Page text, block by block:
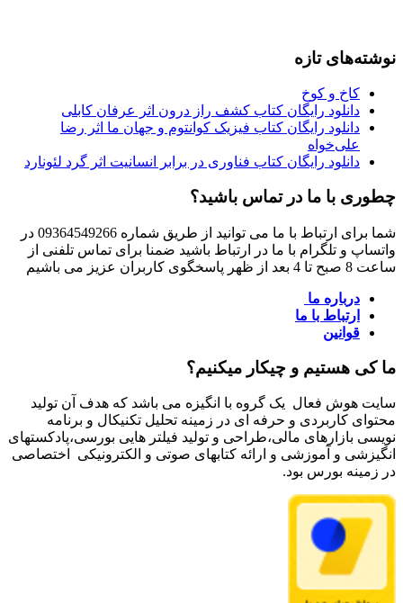
نوشته‌های تازه
کاخ و کوخ
دانلود رایگان کتاب کشف راز درون اثر عرفان کابلی
دانلود رایگان کتاب فیزیک کوانتوم و جهان ما اثر رضا
علی‌خواه
دانلود رایگان کتاب فناوری در برابر انسانیت اثر گرد لئونارد
چطوری با ما در تماس باشید؟
شما برای ارتباط با ما می توانید از طریق شماره 09364549266 در
واتساپ و تلگرام با ما در ارتباط باشید ضمنا برای تماس تلفنی از
ساعت 8 صبح تا 4 بعد از ظهر پاسخگوی کاربران عزیز می باشیم
درباره ما
ارتباط با ما
قوانین
ما کی هستیم و چیکار میکنیم؟
سایت هوش فعال یک گروه با انگیزه می باشد که هدف آن تولید
محتوای کاربردی و حرفه ای در زمینه تحلیل تکنیکال و برنامه
نویسی بازارهای مالی،طراحی و تولید فیلتر هایی بورسی،پادکستهای
انگیزشی و آموزشی و ارائه کتابهای صوتی و الکترونیکی اختصاصی
در زمینه بورس بود.